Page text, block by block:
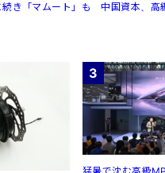
続き「マムート」も 中国資本、高
3